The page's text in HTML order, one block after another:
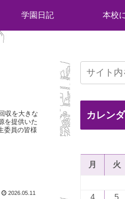
学園日記 本校
収を大きな
を提供いた
委員の皆様
2026.05.11
カレン
月 火
4
5